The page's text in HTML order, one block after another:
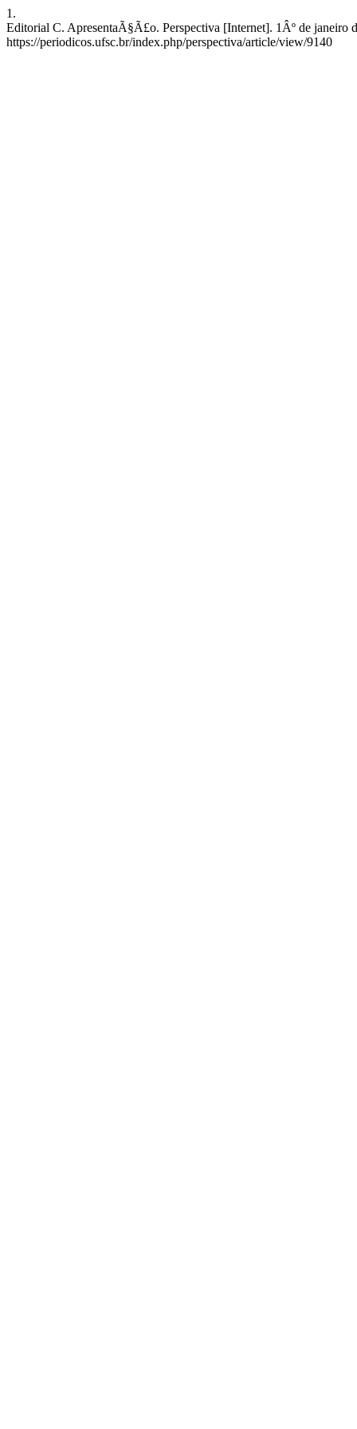
1.
Editorial C. ApresentaÃ§Ã£o. Perspectiva [Internet]. 1Âº de
https://periodicos.ufsc.br/index.php/perspectiva/article/view/9140